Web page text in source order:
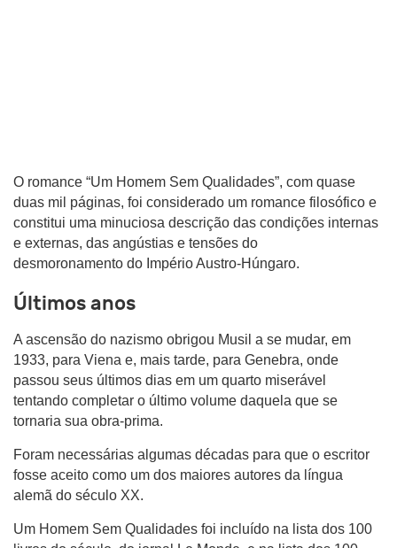
O romance “Um Homem Sem Qualidades”, com quase
duas mil páginas, foi considerado um romance filosófico e
constitui uma minuciosa descrição das condições internas
e externas, das angústias e tensões do
desmoronamento do Império Austro-Húngaro.
Últimos anos
A ascensão do nazismo obrigou Musil a se mudar, em
1933, para Viena e, mais tarde, para Genebra, onde
passou seus últimos dias em um quarto miserável
tentando completar o último volume daquela que se
tornaria sua obra-prima.
Foram necessárias algumas décadas para que o escritor
fosse aceito como um dos maiores autores da língua
alemã do século XX.
Um Homem Sem Qualidades foi incluído na lista dos 100